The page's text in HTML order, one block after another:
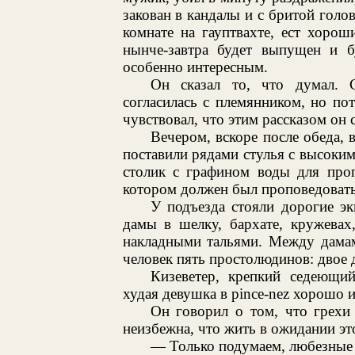
закован в кандалы и с бритой
комнате на гауптвахте, ест
нынче-завтра будет выпущен и
особенно интересным.
Он сказал то, что думал.
согласилась с племянником, но
чувствовал, что этим рассказом он
Вечером, вскоре после обеда,
поставили рядами стулья с
столик с графином воды для
котором должен был
У подъезда стояли дорогие
дамы в шелку, бархате,
накладными тальями. Между
человек пять простолюдинов:
Кизеветер, крепкий
худая девушка в pince-nez хорошо
Он говорил о том, что грехи
неизбежна, что жить в ожидании
— Только подумаем, любезные